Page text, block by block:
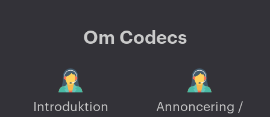
Om Codecs
Introduktion
Annoncering /